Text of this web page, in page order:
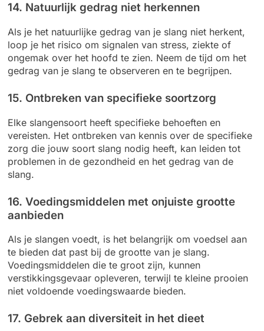
14. Natuurlijk gedrag niet herkennen
Als je het natuurlijke gedrag van je slang niet herkent,
loop je het risico om signalen van stress, ziekte of
ongemak over het hoofd te zien. Neem de tijd om het
gedrag van je slang te observeren en te begrijpen.
15. Ontbreken van specifieke soortzorg
Elke slangensoort heeft specifieke behoeften en
vereisten. Het ontbreken van kennis over de specifieke
zorg die jouw soort slang nodig heeft, kan leiden tot
problemen in de gezondheid en het gedrag van de
slang.
16. Voedingsmiddelen met onjuiste grootte
aanbieden
Als je slangen voedt, is het belangrijk om voedsel aan
te bieden dat past bij de grootte van je slang.
Voedingsmiddelen die te groot zijn, kunnen
verstikkingsgevaar opleveren, terwijl te kleine prooien
niet voldoende voedingswaarde bieden.
17. Gebrek aan diversiteit in het dieet